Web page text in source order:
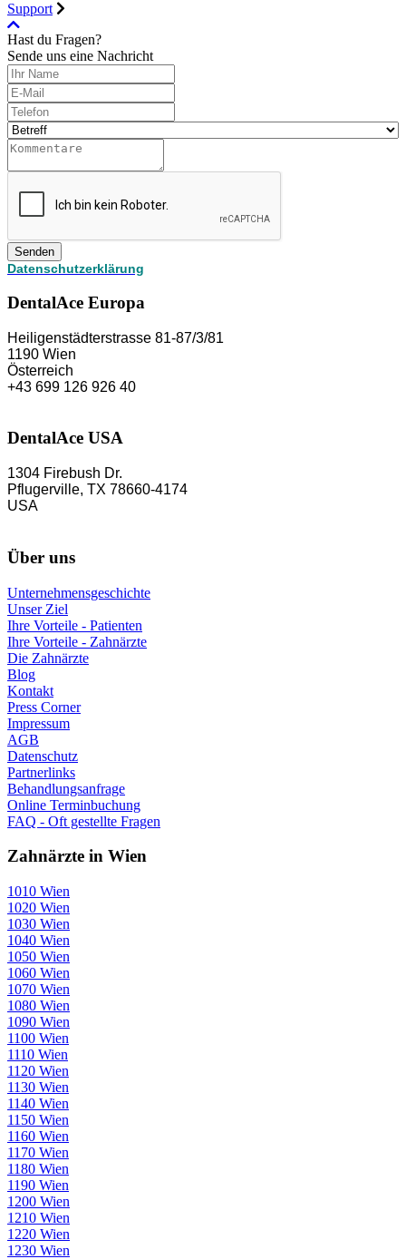
Support
Hast du Fragen?
Sende uns eine Nachricht
Senden
Datenschutzerklärung
DentalAce Europa
Heiligenstädterstrasse 81-87/3/81
1190 Wien
Österreich
+43 699 126 926 40
DentalAce USA
1304 Firebush Dr.
Pflugerville, TX 78660-4174
USA
Über uns
Unternehmensgeschichte
Unser Ziel
Ihre Vorteile - Patienten
Ihre Vorteile - Zahnärzte
Die Zahnärzte
Blog
Kontakt
Press Corner
Impressum
AGB
Datenschutz
Partnerlinks
Behandlungsanfrage
Online Terminbuchung
FAQ - Oft gestellte Fragen
Zahnärzte in Wien
1010 Wien
1020 Wien
1030 Wien
1040 Wien
1050 Wien
1060 Wien
1070 Wien
1080 Wien
1090 Wien
1100 Wien
1110 Wien
1120 Wien
1130 Wien
1140 Wien
1150 Wien
1160 Wien
1170 Wien
1180 Wien
1190 Wien
1200 Wien
1210 Wien
1220 Wien
1230 Wien